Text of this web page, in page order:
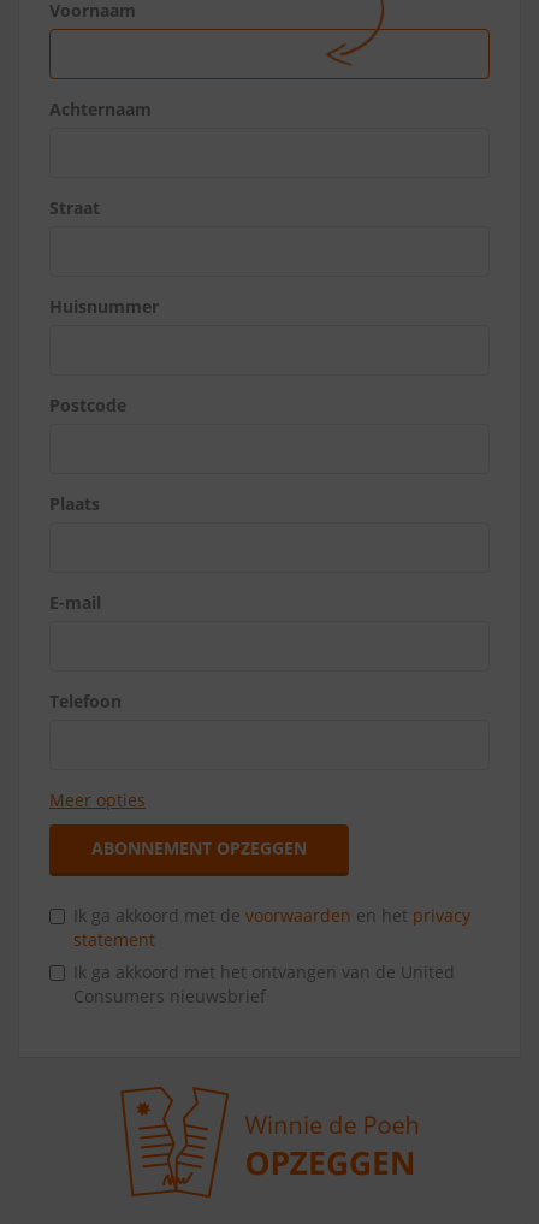
Voornaam
Achternaam
Straat
Huisnummer
Postcode
Plaats
E-mail
Telefoon
Meer opties
ABONNEMENT OPZEGGEN
Ik ga akkoord met de voorwaarden en het privacy
statement
Ik ga akkoord met het ontvangen van de United
Consumers nieuwsbrief